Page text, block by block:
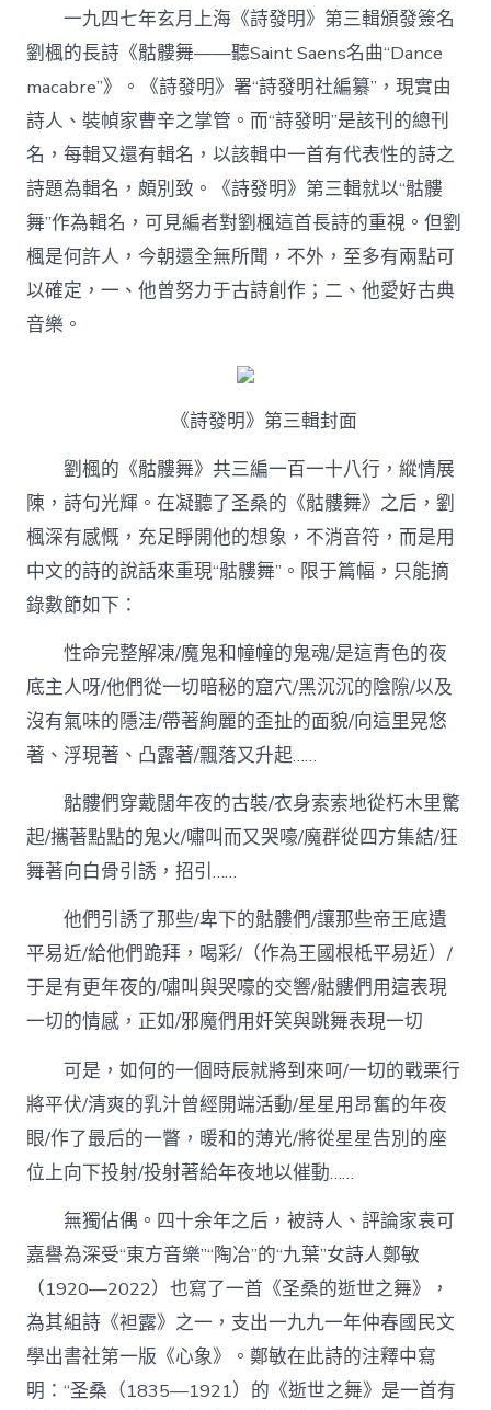
一九四七年玄月上海《詩發明》第三輯頒發簽名
劉楓的長詩《骷髏舞——聽Saint Saens名曲“Dance
macabre”》。《詩發明》署“詩發明社編纂”，現實由
詩人、裝幀家曹辛之掌管。而“詩發明”是該刊的總刊
名，每輯又還有輯名，以該輯中一首有代表性的詩之
詩題為輯名，頗別致。《詩發明》第三輯就以“骷髏
舞”作為輯名，可見編者對劉楓這首長詩的重視。但劉
楓是何許人，今朝還全無所聞，不外，至多有兩點可
以確定，一、他曾努力于古詩創作；二、他愛好古典
音樂。
《詩發明》第三輯封面
劉楓的《骷髏舞》共三編一百一十八行，縱情展
陳，詩句光輝。在凝聽了圣桑的《骷髏舞》之后，劉
楓深有感慨，充足睜開他的想象，不消音符，而是用
中文的詩的說話來重現“骷髏舞”。限于篇幅，只能摘
錄數節如下：
性命完整解凍/魔鬼和幢幢的鬼魂/是這青色的夜
底主人呀/他們從一切暗秘的窟穴/黑沉沉的陰隙/以及
沒有氣味的隱洼/帶著絢麗的歪扯的面貌/向這里晃悠
著、浮現著、凸露著/飄落又升起……
骷髏們穿戴闊年夜的古裝/衣身索索地從朽木里驚
起/攜著點點的鬼火/嘯叫而又哭嚎/魔群從四方集結/狂
舞著向白骨引誘，招引……
他們引誘了那些/卑下的骷髏們/讓那些帝王底遺
平易近/給他們跪拜，喝彩/（作為王國根柢平易近）/
于是有更年夜的/嘯叫與哭嚎的交響/骷髏們用這表現
一切的情感，正如/邪魔們用奸笑與跳舞表現一切
可是，如何的一個時辰就將到來呵/一切的戰栗行
將平伏/清爽的乳汁曾經開端活動/星星用昂奮的年夜
眼/作了最后的一瞥，暖和的薄光/將從星星告別的座
位上向下投射/投射著給年夜地以催動……
無獨佔偶。四十余年之后，被詩人、評論家袁可
嘉譽為深受“東方音樂”“陶冶”的“九葉”女詩人鄭敏
（1920—2022）也寫了一首《圣桑的逝世之舞》，
為其組詩《袒露》之一，支出一九九一年仲春國民文
學出書社第一版《心象》。鄭敏在此詩的注釋中寫
明：“圣桑（1835—1921）的《逝世之舞》是一首有